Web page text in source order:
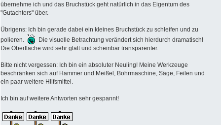
übernehme ich und das Bruchstück geht natürlich in das Eigentum des
"Gutachters" über.
Übrigens: Ich bin gerade dabei ein kleines Bruchstück zu schleifen und zu
polieren.
Die visuelle Betrachtung verändert sich hierdurch dramatisch!
Die Oberfläche wird sehr glatt und scheinbar transparenter.
Bitte nicht vergessen: Ich bin ein absoluter Neuling! Meine Werkzeuge
beschränken sich auf Hammer und Meißel, Bohrmaschine, Säge, Feilen und
ein paar weitere Hilfsmittel.
Ich bin auf weitere Antworten sehr gespannt!